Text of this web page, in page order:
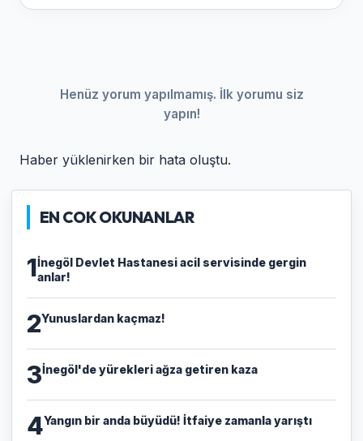
Henüz yorum yapılmamış. İlk yorumu siz
yapın!
Haber yüklenirken bir hata oluştu.
EN COK OKUNANLAR
1İnegöl Devlet Hastanesi acil servisinde gergin
anlar!
2Yunuslardan kaçmaz!
3İnegöl'de yürekleri ağza getiren kaza
4Yangın bir anda büyüdü! İtfaiye zamanla yarıştı